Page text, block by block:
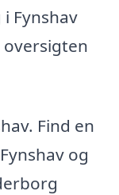
Fynshav
Find en
og